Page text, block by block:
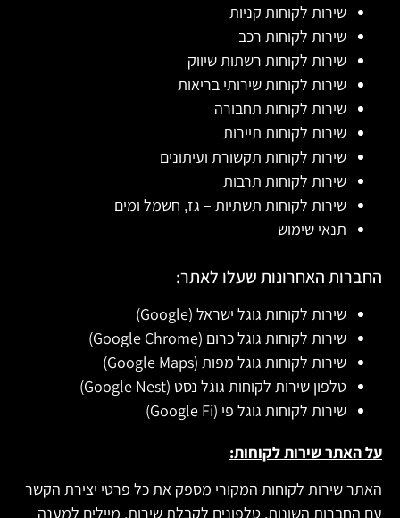
שירות לקוחות קניות
שירות לקוחות רכב
שירות לקוחות רשתות שיווק
שירות לקוחות שירותי בריאות
שירות לקוחות תחבורה
שירות לקוחות תיירות
שירות לקוחות תקשורת ועיתונים
שירות לקוחות תרבות
שירות לקוחות תשתיות – גז, חשמל ומים
תנאי שימוש
החברות האחרונות שעלו לאתר:
שירות לקוחות גוגל ישראל (Google)
שירות לקוחות גוגל כרום (Google Chrome)
שירות לקוחות גוגל מפות (Google Maps)
טלפון שירות לקוחות גוגל נסט (Google Nest)
שירות לקוחות גוגל פי (Google Fi)
על האתר שירות לקוחות:
האתר שירות לקוחות המקורי מספק את כל פרטי יצירת הקשר
עם החברות השונות, טלפונים לקבלת שירות, מיילים למענה